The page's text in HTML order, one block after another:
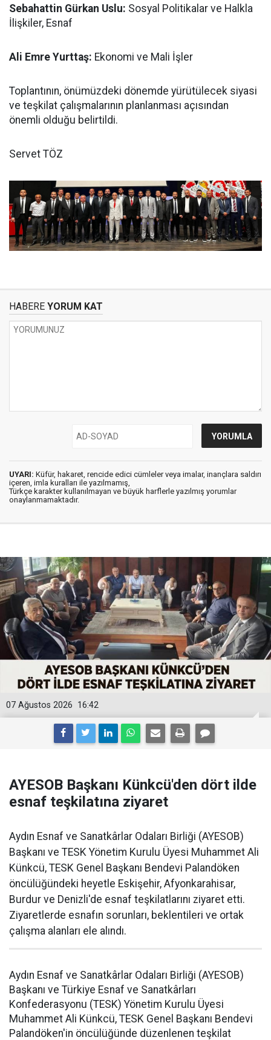
Sebahattin Gürkan Uslu: Sosyal Politikalar ve Halkla
İlişkiler, Esnaf
Ali Emre Yurttaş: Ekonomi ve Mali İşler
Toplantının, önümüzdeki dönemde yürütülecek siyasi
ve teşkilat çalışmalarının planlanması açısından
önemli olduğu belirtildi.
Servet TÖZ
HABERE YORUM KAT
UYARI: Küfür, hakaret, rencide edici cümleler veya imalar, inançlara saldırı
içeren, imla kuralları ile yazılmamış,
Türkçe karakter kullanılmayan ve büyük harflerle yazılmış yorumlar
onaylanmamaktadır.
16:42
07 Ağustos 2026
AYESOB Başkanı Künkcü'den dört ilde
esnaf teşkilatına ziyaret
Aydın Esnaf ve Sanatkârlar Odaları Birliği (AYESOB)
Başkanı ve TESK Yönetim Kurulu Üyesi Muhammet Ali
Künkcü, TESK Genel Başkanı Bendevi Palandöken
öncülüğündeki heyetle Eskişehir, Afyonkarahisar,
Burdur ve Denizli'de esnaf teşkilatlarını ziyaret etti.
Ziyaretlerde esnafın sorunları, beklentileri ve ortak
çalışma alanları ele alındı.
Aydın Esnaf ve Sanatkârlar Odaları Birliği (AYESOB)
Başkanı ve Türkiye Esnaf ve Sanatkârları
Konfederasyonu (TESK) Yönetim Kurulu Üyesi
Muhammet Ali Künkcü, TESK Genel Başkanı Bendevi
Palandöken'in öncülüğünde düzenlenen teşkilat